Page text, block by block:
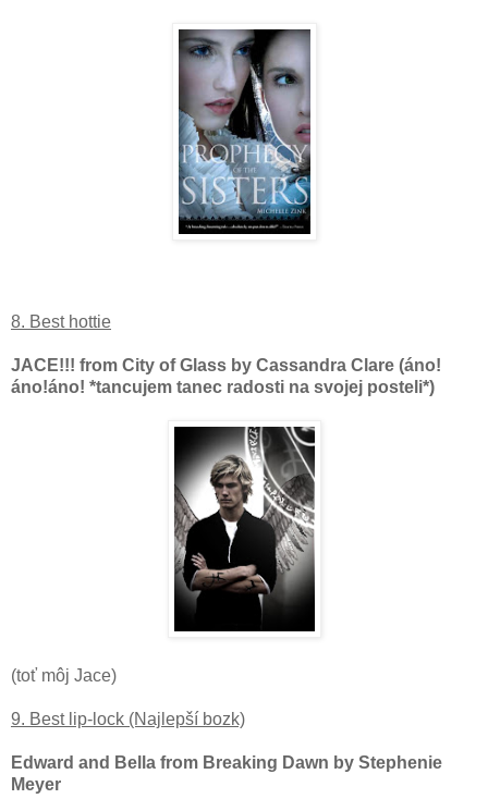
8. Best hottie
JACE!!! from City of Glass by Cassandra Clare (áno!
áno!áno! *tancujem tanec radosti na svojej posteli*)
(toť môj Jace)
9. Best lip-lock (Najlepší bozk)
Edward and Bella from Breaking Dawn by Stephenie
Meyer